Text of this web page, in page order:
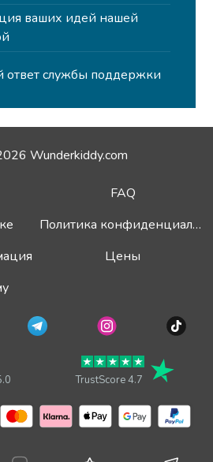
ваших идей нашей
ответ службы поддержки
Wunderkiddy.com
FAQ
Политика конфиденциальности
Цены
TrustScore 4.7